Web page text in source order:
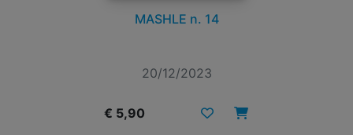
MASHLE n. 14
20/12/2023
€ 5,90